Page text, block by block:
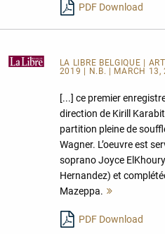
PDF Download
LA LIBRE BELGIQUE |
2019 | N.B. | MARCH 13,
[...] ce premier
direction de Kirill
partition pleine de
Wagner. L’oeuvre est
soprano Joyce
Hernandez) et
Mazeppa.
PDF Download